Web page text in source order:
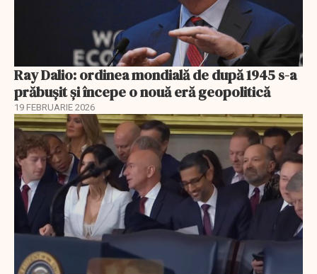
Ray Dalio: ordinea mondială de după 1945 s-a
prăbușit și începe o nouă eră geopolitică
19 FEBRUARIE 2026